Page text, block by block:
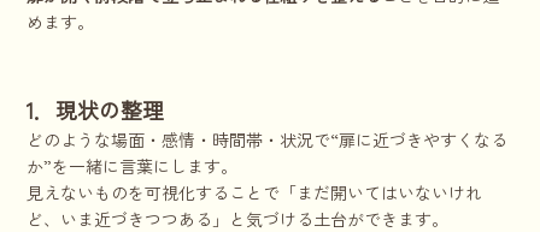
めます。
1．現状の整理
どのような場面・感情・時間帯・状況で“扉に近づきやすくなる
か”を一緒に言葉にします。
見えないものを可視化することで「まだ開いてはいないけれ
ど、いま近づきつつある」と気づける土台ができます。